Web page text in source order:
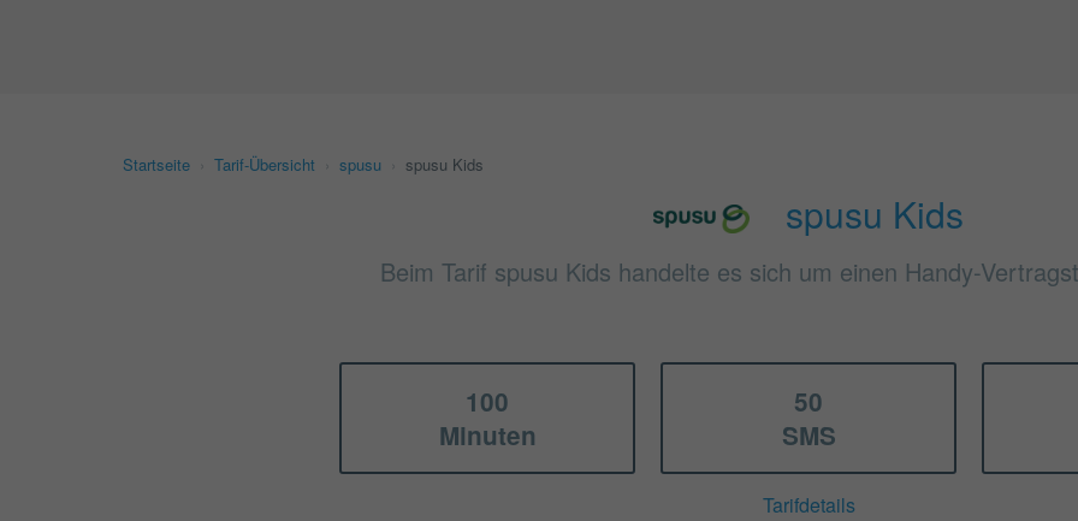
Startseite Tarif-Übersicht spusu spusu Kids
spusu Kids
Beim Tarif spusu Kids handelte es sich um einen Handy-
100
Minuten
50
SMS
Tarifdetails